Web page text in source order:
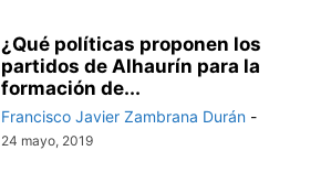
¿Qué políticas proponen los
partidos de Alhaurín para la
formación de...
Francisco Javier Zambrana Durán -
24 mayo, 2019